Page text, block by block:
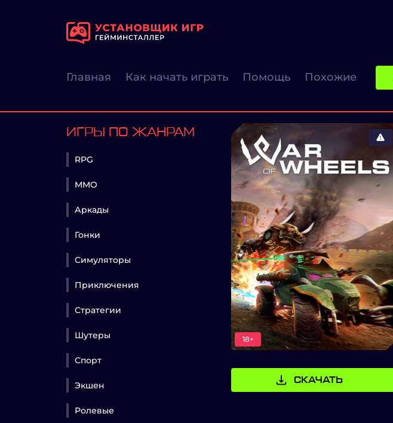
Главная Как начать играть Помощь Похожие
ИГРЫ ПО ЖАНРАМ
RPG
MMO
Аркады
Гонки
Симуляторы
Приключения
Стратегии
Шутеры
Спорт
Экшен
Ролевые
18+
СКАЧАТЬ